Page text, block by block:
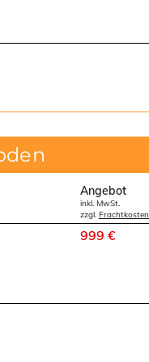
Angebot
inkl. MwSt.
zzgl. Frachtkosten
999 €